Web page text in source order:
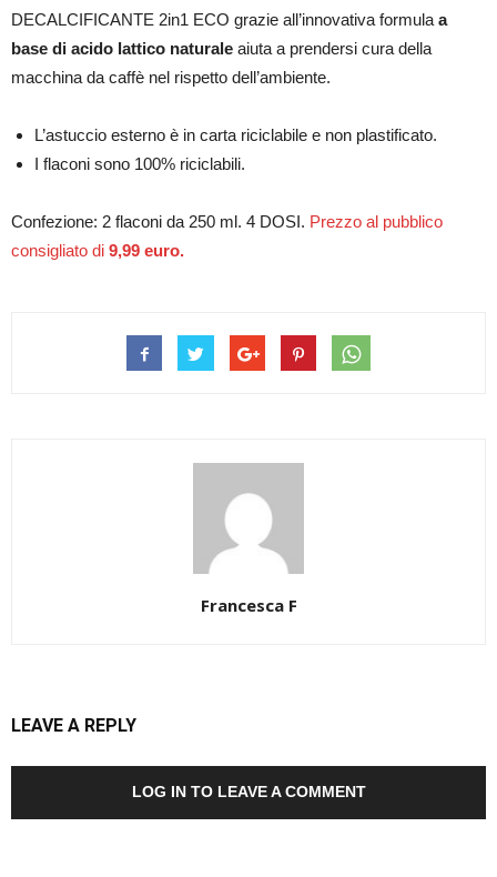
DECALCIFICANTE 2in1 ECO grazie all’innovativa formula a
base di acido lattico naturale aiuta a prendersi cura della
macchina da caffè nel rispetto dell’ambiente.
L’astuccio esterno è in carta riciclabile e non plastificato.
I flaconi sono 100% riciclabili.
Confezione: 2 flaconi da 250 ml. 4 DOSI. Prezzo al pubblico
consigliato di 9,99 euro.
Francesca F
LEAVE A REPLY
LOG IN TO LEAVE A COMMENT